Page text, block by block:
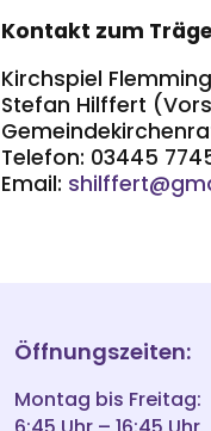
Kontakt zum
Kirchspiel
Stefan Hilffert
Telefon: 03445
Email:
Öffnungszeiten:
Montag bis Freitag: